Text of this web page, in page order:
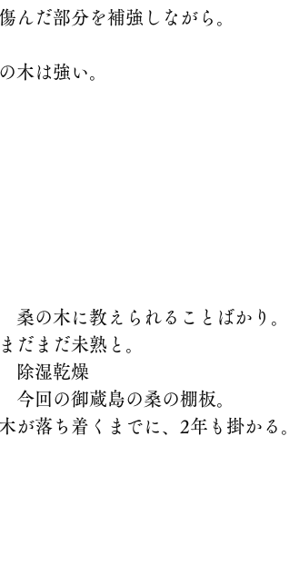
んだ部分を補強しながら。
木は強い。
桑の木に教えられることばかり。
まだまだ未熟と。
除湿乾燥
今回の御蔵島の桑の棚板。
木が落ち着くまでに、2年も掛かる。